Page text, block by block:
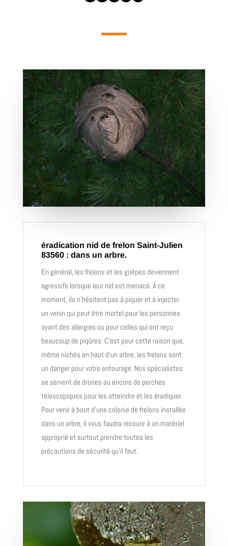
éradication nid de frelon Saint-Julien
83560 : dans un arbre.
En général, les frelons et les guêpes deviennent
agressifs lorsque leur nid est menacé. À ce
moment, ils n’hésitent pas à piquer et à injecter
un venin qui peut être mortel pour les personnes
ayant des allergies ou pour celles qui ont reçu
beaucoup de piqûres. C’est pour cette raison que,
même nichés en haut d’un arbre, les frelons sont
un danger pour votre entourage. Nos spécialistes
se servent de drones ou encore de perches
télescopiques pour les atteindre et les éradiquer.
Pour venir à bout d’une colonie de frelons installée
dans un arbre, il vous faudra recourir à un matériel
approprié et surtout prendre toutes les
précautions de sécurité qu’il faut.